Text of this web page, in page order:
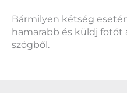
Bármilyen kétség
hamarabb és küldj fotót
szögből.